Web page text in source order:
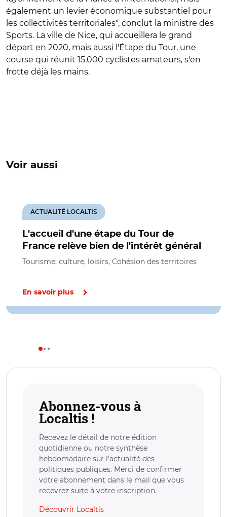
également un levier économique substantiel pour
les collectivités territoriales", conclut la ministre des
Sports. La ville de Nice, qui accueillera le grand
départ en 2020, mais aussi l'Étape du Tour, une
course qui réunit 15.000 cyclistes amateurs, s'en
frotte déjà les mains.
Voir aussi
L'accueil d'une étape du Tour de
France relève bien de l'intérêt général
ACTUALITÉ LOCALTIS
Tourisme, culture, loisirs, Cohésion des territoires
En savoir plus
Abonnez-vous à
Localtis !
Recevez le détail de notre édition
quotidienne ou notre synthèse
hebdomadaire sur l’actualité des
politiques publiques. Merci de confirmer
votre abonnement dans le mail que vous
recevrez suite à votre inscription.
Découvrir Localtis